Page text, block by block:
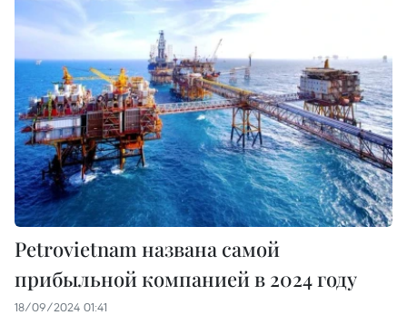
Petrovietnam названа самой
прибыльной компанией в 2024 году
18/09/2024 01:41